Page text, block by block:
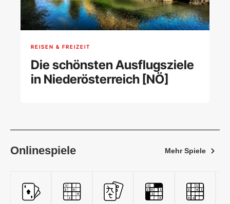
REISEN & FREIZEIT
Die schönsten Ausflugsziele
in Niederösterreich [NÖ]
Onlinespiele Mehr Spiele